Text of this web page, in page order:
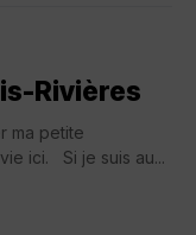
Rivières
ma petite
ici. Si je suis au...